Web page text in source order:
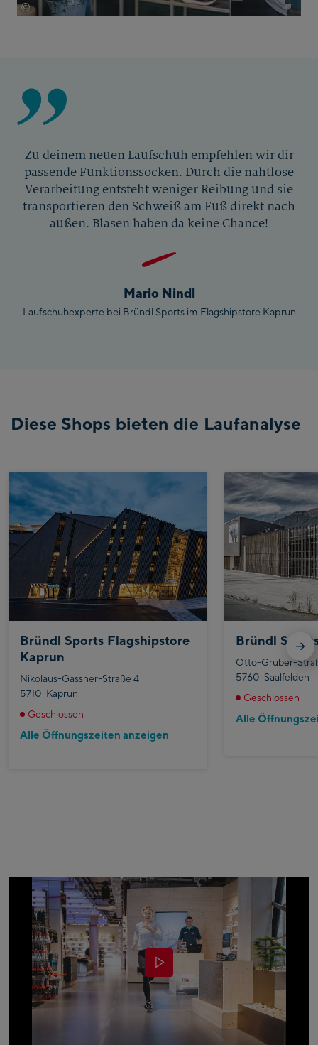
© EXPA/Jürgen Feichter
Zu deinem neuen Laufschuh empfehlen wir dir
passende Funktionssocken. Durch die nahtlose
Verarbeitung entsteht weniger Reibung und sie
transportieren den Schweiß am Fuß direkt nach
außen. Blasen haben da keine Chance!
Mario Nindl
Laufschuhexperte bei Bründl Sports im Flagshipstore Kaprun
Diese Shops bieten die Laufanalyse
Bründl Sports Flagshipstore
Kaprun
Nikolaus-Gassner-Straße 4
5710 Kaprun
Geschlossen
Alle Öffnungszeiten anzeigen
Bründl
Otto-Gruber-
5760 Saalfelden
Geschlossen
Alle